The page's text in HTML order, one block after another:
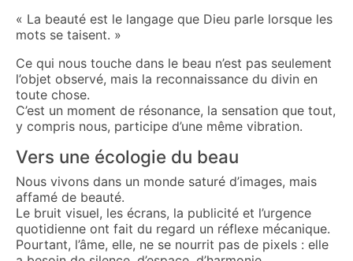
« La beauté est le langage que Dieu parle lorsque les
mots se taisent. »
Ce qui nous touche dans le beau n’est pas seulement
l’objet observé, mais la reconnaissance du divin en
toute chose.
C’est un moment de résonance, la sensation que tout,
y compris nous, participe d’une même vibration.
Vers une écologie du beau
Nous vivons dans un monde saturé d’images, mais
affamé de beauté.
Le bruit visuel, les écrans, la publicité et l’urgence
quotidienne ont fait du regard un réflexe mécanique.
Pourtant, l’âme, elle, ne se nourrit pas de pixels : elle